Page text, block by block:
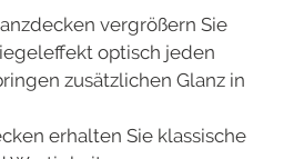
vergrößern Sie
optisch jeden
zusätzlichen Glanz in
erhalten Sie klassische